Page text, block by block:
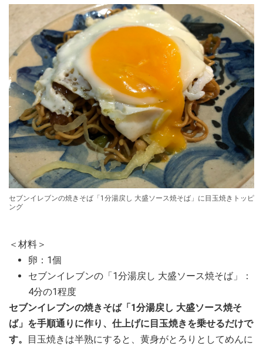
セブンイレブンの焼きそば「1分湯戻し 大盛ソース焼そば」に目玉焼きトッピ
ング
＜材料＞
卵：1個
セブンイレブンの「1分湯戻し 大盛ソース焼そば」：
4分の1程度
セブンイレブンの焼きそば「1分湯戻し 大盛ソース焼そ
ば」を手順通りに作り、仕上げに目玉焼きを乗せるだけで
す。
目玉焼きは半熟にすると、黄身がとろりとしてめんに